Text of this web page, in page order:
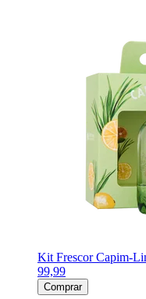
Kit Frescor Capim-
99,99
Comprar